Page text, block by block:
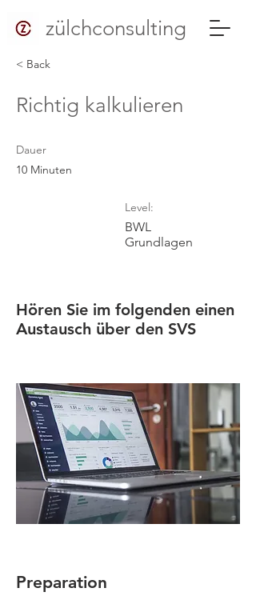
zülchconsulting
< Back
Richtig kalkulieren
Dauer
10 Minuten
Level:
BWL
Grundlagen
Hören Sie im folgenden einen
Austausch über den SVS
Preparation